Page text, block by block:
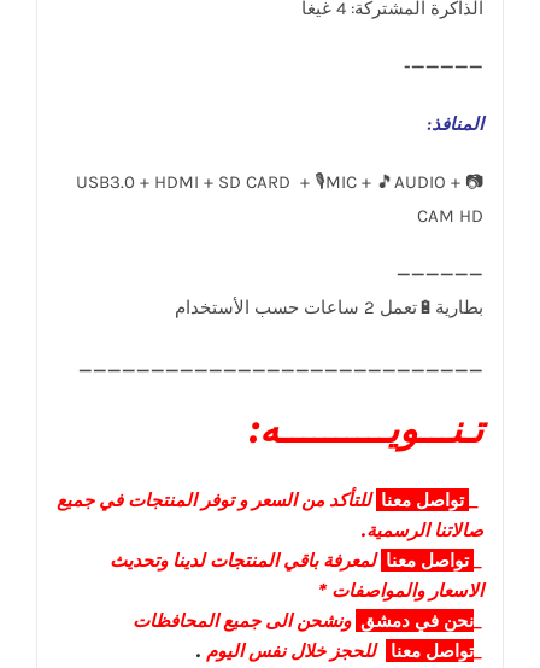
الذاكرة المشتركة: 4 غيغا
—————-
المنافذ:
USB3.0 + HDMI + SD CARD + 🎙️MIC + 🎵AUDIO + 📷
CAM HD
____________________________
تـنـــويــــــــــه:
تواصل معنا للتأكد من السعر و توفر المنتجات في جميع
صالاتنا الرسمية.
تواصل معنا لمعرفة باقي المنتجات لدينا وتحديث
الاسعار والمواصفات *
نحن في دمشق ونشحن الى جميع المحافظات
تواصل معنا للحجز خلال نفس اليوم .